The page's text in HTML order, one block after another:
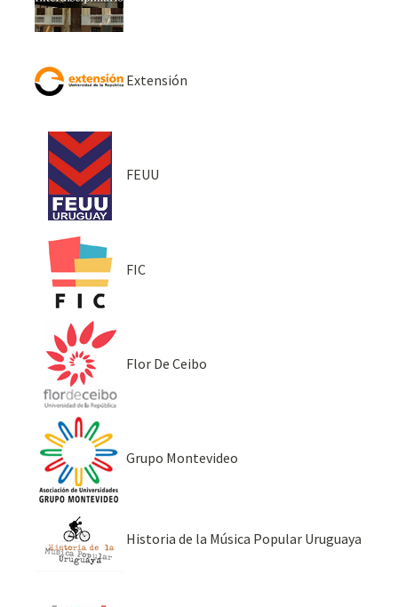
Extensión
FEUU
FIC
Flor De Ceibo
Grupo Montevideo
Historia de la Música Popular Uruguaya